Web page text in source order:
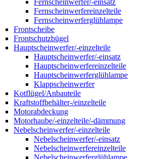
Fernscheinwerfer/-einsatz
Fernscheinwerfereinzelteile
Fernscheinwerferglühlampe
Frontscheibe
Frontschutzbügel
Hauptscheinwerfer/-einzelteile
Hauptscheinwerfer/-einsatz
Hauptscheinwerfereinzelteile
Hauptscheinwerferglühlampe
Klappscheinwerfer
Kotflügel/Anbauteile
Kraftstoffbehälter-/einzelteile
Motorabdeckung
Motorhaube/-einzelteile/-dämmung
Nebelscheinwerfer/-einzelteile
Nebelscheinwerfer/-einsatz
Nebelscheinwerfereinzelteile
Nebelscheinwerferglühlampe